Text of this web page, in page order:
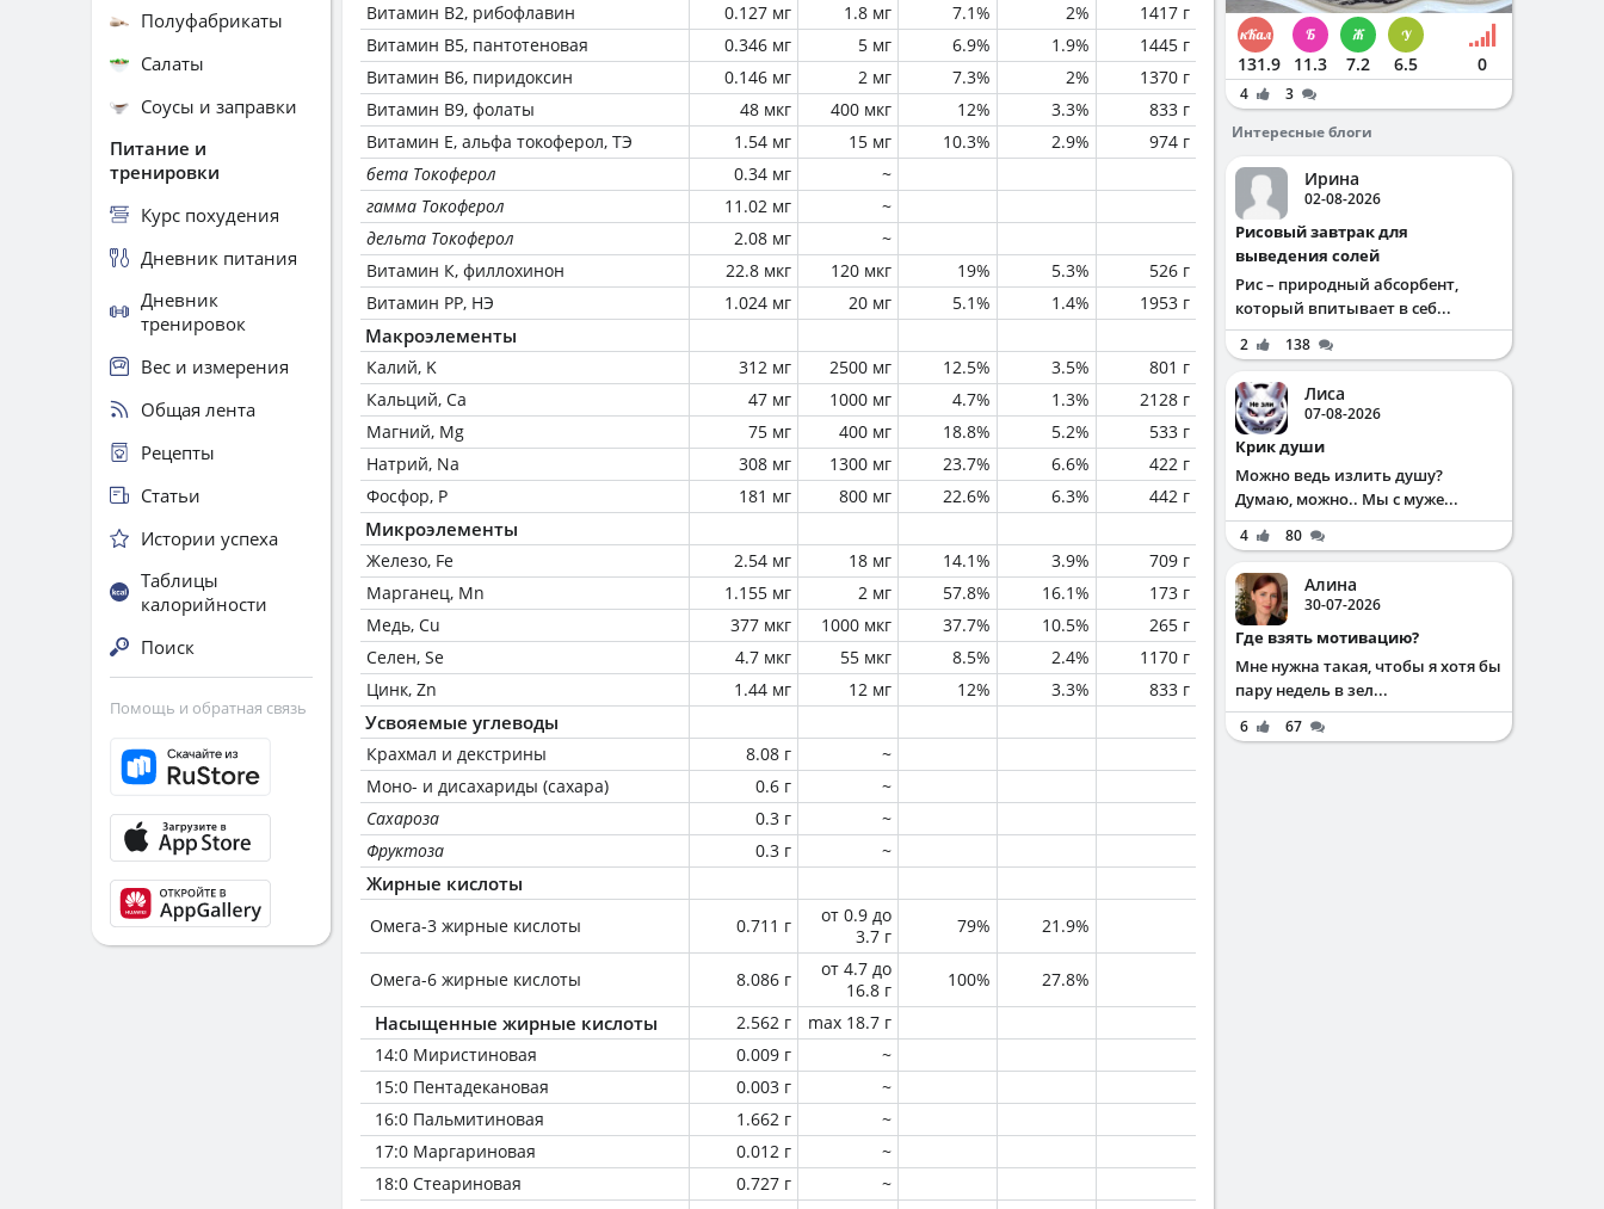
Витамин В2, рибофлавин
0.127 мг 1.8 мг 7.1% 2%
1417 г
Витамин В5, пантотеновая
0.346 мг 5 мг 6.9% 1.9%
1445 г
Витамин В6, пиридоксин
0.146 мг 2 мг 7.3% 2%
1370 г
Витамин В9, фолаты
48 мкг 400 мкг 12% 3.3%
833 г
Витамин Е, альфа токоферол, ТЭ
1.54 мг 15 мг 10.3% 2.9%
974 г
бета Токоферол
0.34 мг
~
гамма Токоферол
11.02 мг
~
дельта Токоферол
2.08 мг
~
Витамин К, филлохинон
22.8 мкг 120 мкг 19% 5.3%
526 г
Витамин РР, НЭ
1.024 мг 20 мг 5.1% 1.4% 1953 г
Макроэлементы
Калий, K 312 мг 2500 мг 12.5% 3.5%
801 г
Кальций, Ca
47 мг 1000 мг 4.7% 1.3%
2128 г
Магний, Mg
75 мг 400 мг 18.8% 5.2%
533 г
Натрий, Na
308 мг 1300 мг 23.7% 6.6%
422 г
Фосфор, P
181 мг 800 мг 22.6% 6.3% 442 г
Микроэлементы
Железо, Fe 2.54 мг 18 мг 14.1% 3.9%
709 г
Марганец, Mn
1.155 мг 2 мг 57.8% 16.1%
173 г
Медь, Cu
377 мкг 1000 мкг 37.7% 10.5%
265 г
Селен, Se
4.7 мкг 55 мкг 8.5% 2.4%
1170 г
Цинк, Zn
1.44 мг 12 мг 12% 3.3% 833 г
Усвояемые углеводы
Крахмал и декстрины 8.08 г
~
Моно- и дисахариды (сахара)
0.6 г
~
Сахароза
0.3 г
~
Фруктоза
0.3 г ~
Жирные кислоты
Омега-3 жирные кислоты 0.711 г
от 0.9 до
3.7 г
79% 21.9%
Омега-6 жирные кислоты 8.086 г
от 4.7 до
16.8 г
100% 27.8%
Насыщенные жирные кислоты 2.562 г
max 18.7 г
14:0 Миристиновая
0.009 г
~
15:0 Пентадекановая
0.003 г
~
16:0 Пальмитиновая
1.662 г
~
17:0 Маргариновая
0.012 г
~
18:0 Стеариновая
0.727 г
~
Полуфабрикаты
Салаты
Соусы и заправки
Питание и
тренировки
Курс похудения
Дневник питания
Дневник
тренировок
Вес и измерения
Общая лента
Рецепты
Статьи
Истории успеха
Таблицы
калорийности
Поиск
Помощь и обратная связь
131.9 11.3 7.2 6.5 0
4
3
Интересные блоги
Ирина
02-08-2026
Рисовый завтрак для
выведения солей
Рис – природный абсорбент,
который впитывает в себ...
2 138
Лиса
07-08-2026
Крик души
Можно ведь излить душу?
Думаю, можно.. Мы с муже...
4 80
Алина
30-07-2026
Где взять мотивацию?
Мне нужна такая, чтобы я хотя бы
пару недель в зел...
6 67